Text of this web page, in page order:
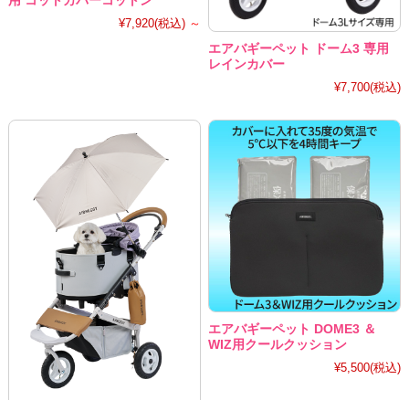
¥7,920(税込) ～
エアバギーペット ドーム3 専用
レインカバー
¥7,700(税込)
エアバギーペット DOME3 ＆
WIZ用クールクッション
¥5,500(税込)